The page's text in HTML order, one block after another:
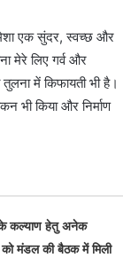
एक सुंदर, स्वच्छ और
मेरे लिए गर्व और
में किफायती भी है।
भी किया और निर्माण
के कल्याण हेतु अनेक
को मंडल की बैठक में मिली